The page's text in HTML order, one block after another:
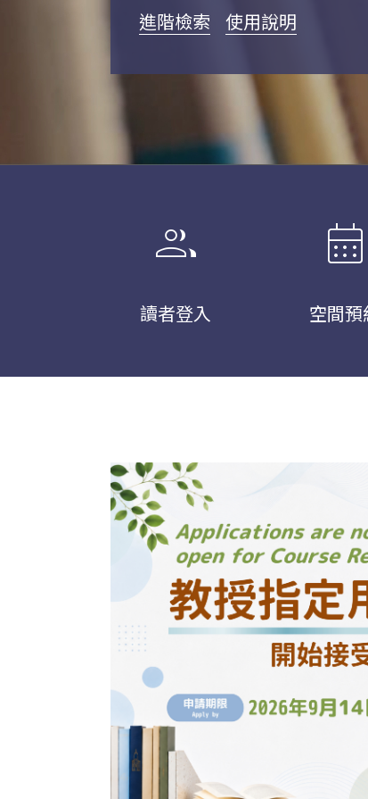
進階檢索 使用說明
group
讀者登入
calendar_month
空間預